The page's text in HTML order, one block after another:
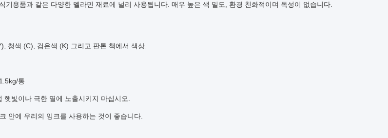
기용품과 같은 다양한 멜라민 재료에 널리 사용됩니다. 매우 높은 색 밀도, 환경 친화적이며 독성이 없습니다.
청색 (C), 검은색 (K) 그리고 판톤 책에서 색상.
통
햇빛이나 극한 열에 노출시키지 마십시오.
안에 우리의 잉크를 사용하는 것이 좋습니다.